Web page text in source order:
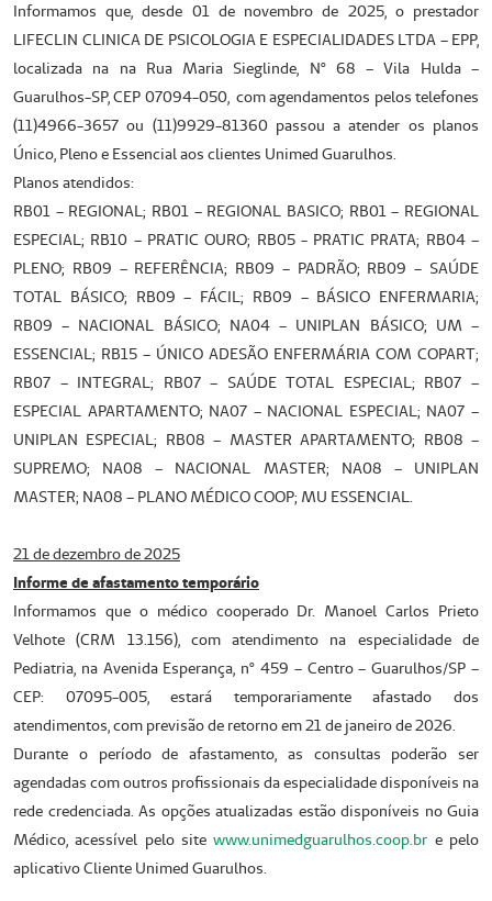
Informamos que, desde 01 de novembro de 2025, o prestador
LIFECLIN CLINICA DE PSICOLOGIA E ESPECIALIDADES LTDA – EPP,
localizada na na Rua Maria Sieglinde, Nº 68 – Vila Hulda –
Guarulhos-SP, CEP 07094-050, com agendamentos pelos telefones
(11)4966-3657 ou (11)9929-81360 passou a atender os planos
Único, Pleno e Essencial aos clientes Unimed Guarulhos.
Planos atendidos:
RB01 – REGIONAL; RB01 – REGIONAL BASICO; RB01 – REGIONAL
ESPECIAL; RB10 – PRATIC OURO; RB05 - PRATIC PRATA; RB04 –
PLENO; RB09 – REFERÊNCIA; RB09 – PADRÃO; RB09 – SAÚDE
TOTAL BÁSICO; RB09 – FÁCIL; RB09 – BÁSICO ENFERMARIA;
RB09 – NACIONAL BÁSICO; NA04 – UNIPLAN BÁSICO; UM –
ESSENCIAL; RB15 – ÚNICO ADESÃO ENFERMÁRIA COM COPART;
RB07 – INTEGRAL; RB07 – SAÚDE TOTAL ESPECIAL; RB07 –
ESPECIAL APARTAMENTO; NA07 – NACIONAL ESPECIAL; NA07 –
UNIPLAN ESPECIAL; RB08 – MASTER APARTAMENTO; RB08 –
SUPREMO; NA08 – NACIONAL MASTER; NA08 – UNIPLAN
MASTER; NA08 – PLANO MÉDICO COOP; MU ESSENCIAL.
21 de dezembro de 2025
Informe de afastamento temporário
Informamos que o médico cooperado Dr. Manoel Carlos Prieto
Velhote (CRM 13.156), com atendimento na especialidade de
Pediatria, na Avenida Esperança, nº 459 – Centro – Guarulhos/SP –
CEP: 07095-005, estará temporariamente afastado dos
atendimentos, com previsão de retorno em 21 de janeiro de 2026.
Durante o período de afastamento, as consultas poderão ser
agendadas com outros profissionais da especialidade disponíveis na
rede credenciada. As opções atualizadas estão disponíveis no Guia
Médico, acessível pelo sitewww.unimedguarulhos.coop.br e pelo
aplicativo Cliente Unimed Guarulhos.